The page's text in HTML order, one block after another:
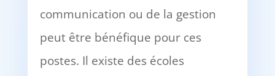
communication ou de la gestion
peut être bénéfique pour ces
postes. Il existe des écoles